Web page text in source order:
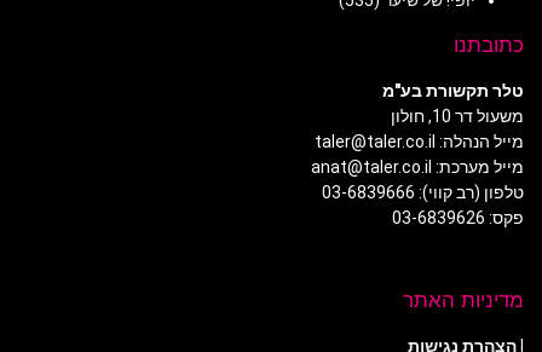
כתובתנו
טלר תקשורת בע"מ
משעול דר 10, חולון
מייל הנהלה: taler@taler.co.il
מייל מערכת: anat@taler.co.il
טלפון (רב קווי): 03-6839666
פקס: 03-6839626
מדיניות האתר
הצהרת נגישות